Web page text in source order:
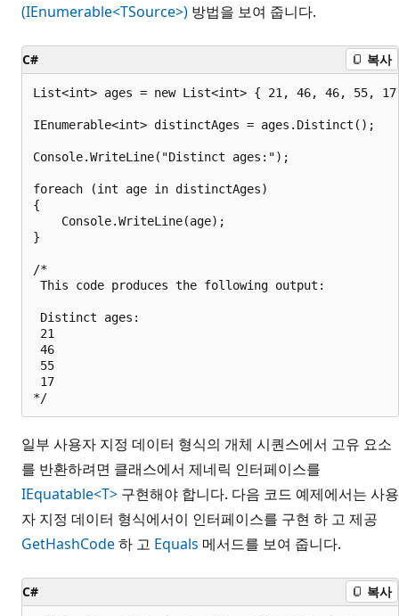
(IEnumerable<TSource>) 방법을 보여 줍니다.
C# 복사
List<int> ages = new List<int> { 21, 46, 46, 55,
IEnumerable<int> distinctAges = ages.Distinct();
Console.WriteLine("Distinct ages:");
foreach (int age in distinctAges)
{
    Console.WriteLine(age);
}
/*
This code produces the following output:
Distinct ages:
21
46
55
17
일부 사용자 지정 데이터 형식의 개체 시퀀스에서 고유 요소
를 반환하려면 클래스에서 제네릭 인터페이스를
IEquatable<T> 구현해야 합니다. 다음 코드 예제에서는 사용
자 지정 데이터 형식에서이 인터페이스를 구현 하 고 제공
GetHashCode하 고 Equals 메서드를 보여 줍니다.
C# 복사